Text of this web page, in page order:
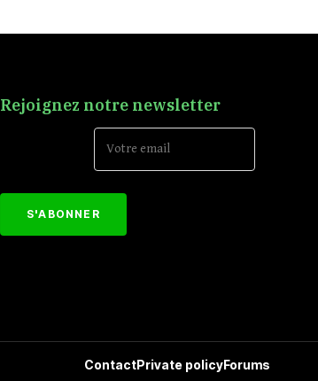
Rejoignez notre newsletter
ContactPrivate policyForums